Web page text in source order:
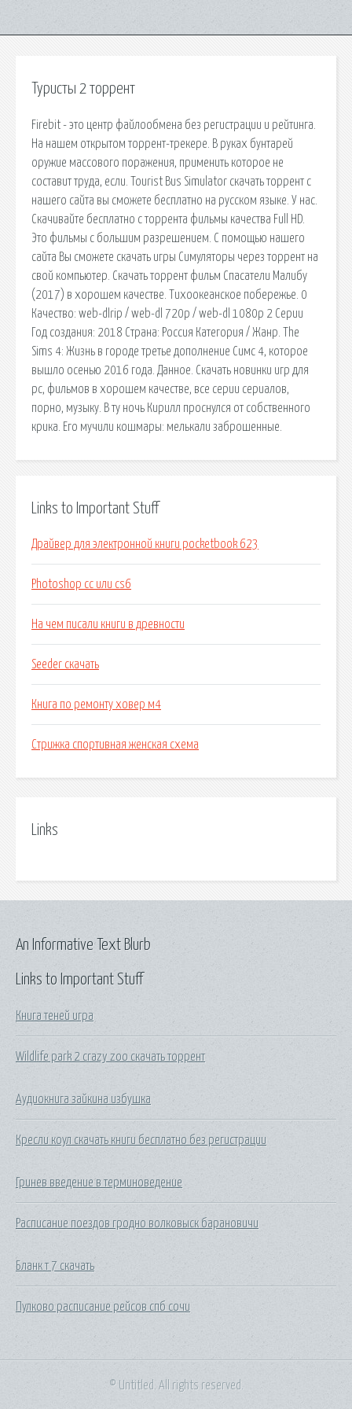
Туристы 2 торрент
Firebit - это центр файлообмена без регистрации и рейтинга.
На нашем открытом торрент-трекере. В руках бунтарей
оружие массового поражения, применить которое не
составит труда, если. Tourist Bus Simulator скачать торрент с
нашего сайта вы сможете бесплатно на русском языке. У нас.
Скачивайте бесплатно с торрента фильмы качества Full HD.
Это фильмы с большим разрешением. С помощью нашего
сайта Вы сможете скачать игры Симуляторы через торрент на
свой компьютер. Скачать торрент фильм Спасатели Малибу
(2017) в хорошем качестве. Тихоокеанское побережье. 0
Качество: web-dlrip / web-dl 720p / web-dl 1080p 2 Серии
Год создания: 2018 Страна: Россия Категория / Жанр. The
Sims 4: Жизнь в городе третье дополнение Симс 4, которое
вышло осенью 2016 года. Данное. Скачать новинки игр для
pc, фильмов в хорошем качестве, все серии сериалов,
порно, музыку. В ту ночь Кирилл проснулся от собственного
крика. Его мучили кошмары: мелькали заброшенные.
Links to Important Stuff
Драйвер для электронной книги pocketbook 623
Photoshop cc или cs6
На чем писали книги в древности
Seeder скачать
Книга по ремонту ховер м4
Стрижка спортивная женская схема
Links
Links to Important Stuff
Книга теней игра
Wildlife park 2 crazy zoo скачать торрент
Аудиокнига зайкина избушка
Кресли коул скачать книги бесплатно без регистрации
Гринев введение в терминоведение
Расписание поездов гродно волковыск барановичи
Бланк т 7 скачать
Пулково расписание рейсов спб сочи
An Informative Text Blurb
© Untitled. All rights reserved.